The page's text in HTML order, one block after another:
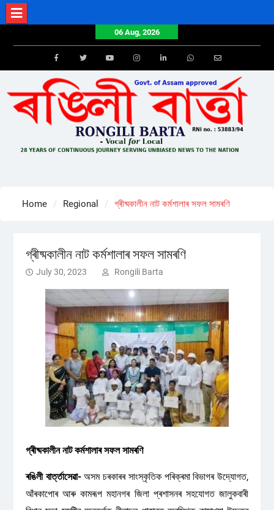
Skip
to
06 Aug, 2026
FacebookTwitterYoutube Email
Home Regional গ্ৰীষ্মকালীন নাট কৰ্মশালাৰ সফল সামৰণি
গ্ৰীষ্মকালীন নাট কৰ্মশালাৰ সফল সামৰণি
July 30, 2023 Rongili Barta
গ্ৰীষ্মকালীন নাট কৰ্মশালাৰ সফল সামৰণি
ৰঙিলী বাৰ্ত্তাসেৱা-অসম চৰকাৰৰ সাংস্কৃতিক পৰিক্ৰমা বিভাগৰ উদ্যোগত,
আঁৰকাপোৰ আৰু কামৰূপ মহানগৰ জিলা প্ৰশাসনৰ সহযোগত জালুকবাৰী